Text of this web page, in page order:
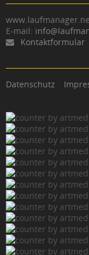
E-mail:
Kontaktformular
Datenschutz